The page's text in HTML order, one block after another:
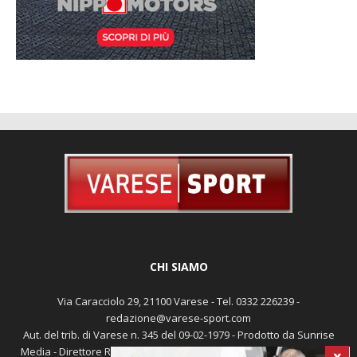
Via Caracciolo 29, 21100 Varese - Tel. 0332 226239 -
redazione@varese-sport.com
Aut. del trib. di Varese n. 345 del 09-02-1979 - Prodotto da Sunrise